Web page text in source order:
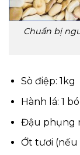
Chuẩn bị
Sò điệp: 1kg
Hành lá: 1 bó
Đậu phụng
Ớt tươi (nếu